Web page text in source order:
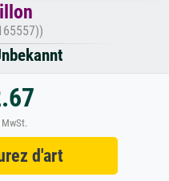
MwSt.
d'art